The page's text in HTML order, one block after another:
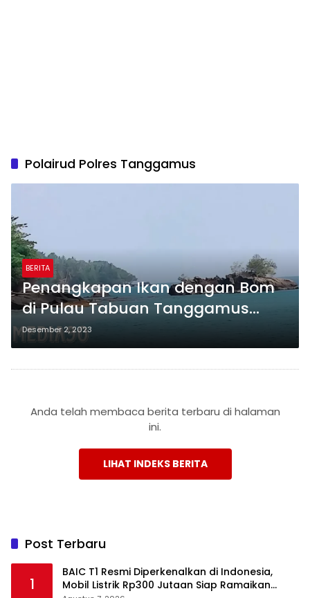
Polairud Polres Tanggamus
BERITA
Penangkapan Ikan dengan Bom
di Pulau Tabuan Tanggamus
Meningkat Pesat, Penyebabnya
Terungkap!
Desember 2, 2023
Anda telah membaca berita terbaru di halaman
ini.
LIHAT INDEKS BERITA
Post Terbaru
1
BAIC T1 Resmi Diperkenalkan di Indonesia,
Mobil Listrik Rp300 Jutaan Siap Ramaikan